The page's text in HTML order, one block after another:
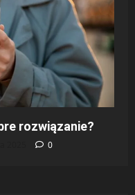
rozwiązanie?
0